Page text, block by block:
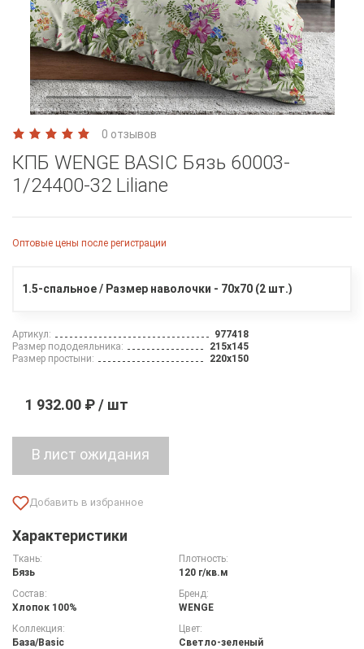
0 отзывов
КПБ WENGE BASIC Бязь 60003-
1/24400-32 Liliane
Оптовые цены после регистрации
1.5-спальное / Размер наволочки - 70х70 (2 шт.)
Артикул:
977418
Размер пододеяльника:
215х145
Размер простыни:
220х150
1 932.00 ₽ / шт
Характеристики
Ткань:
Бязь
Плотность:
120 г/кв.м
Состав:
Хлопок 100%
Бренд:
WENGE
Коллекция:
База/Basic
Цвет:
Светло-зеленый